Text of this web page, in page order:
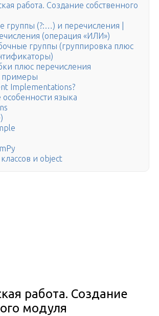
работа. Создание собственного
группы (?:…) и перечисления |
(операция «ИЛИ»)
группы (группировка плюс
плюс перечисления
примеры
Implementations?
языка
и object
работа. Создание
модуля